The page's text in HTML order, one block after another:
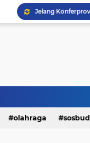
olahraga sosbud